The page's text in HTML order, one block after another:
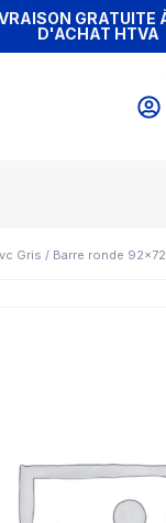
GRATUITE
D'ACHAT HTVA
Gris / Barre ronde 92×72